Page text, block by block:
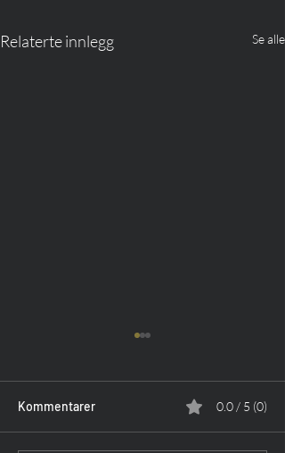
Relaterte innlegg Se alle
Kommentarer 0.0 / 5 (0)